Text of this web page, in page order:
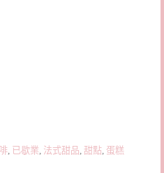
已歇業 法式甜品 甜點 蛋糕